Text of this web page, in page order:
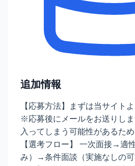
追加情報
【応募方法】まずは当サイト
※応募後にメールをお送りし
入ってしまう可能性があるた
【選考フロー】 一次面接→適
み）→条件面談（実施なしの